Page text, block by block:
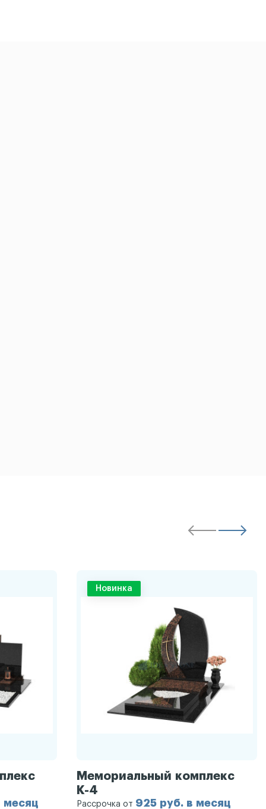
месяц
Новинка
Мемориальный комплекс
К-4
Рассрочка от 925 руб. в месяц